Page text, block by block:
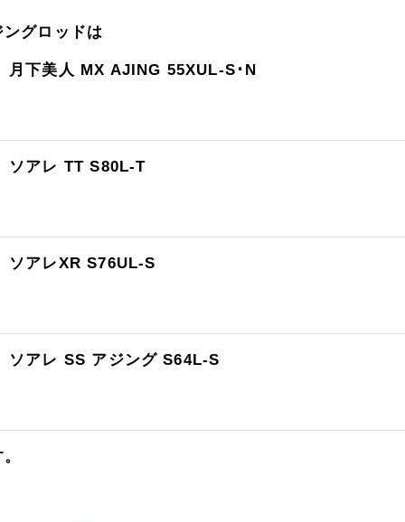
グロッドは
月下美人 MX AJING 55XUL-S･N
ソアレ TT S80L-T
ソアレXR S76UL-S
ソアレ SS アジング S64L-S